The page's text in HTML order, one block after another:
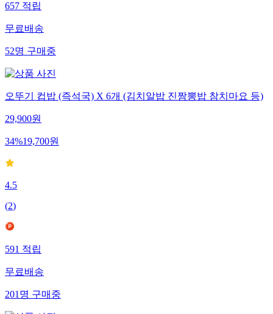
657 적립
무료배송
52명 구매중
오뚜기 컵밥 (즉석국) X 6개 (김치알밥 진짬뽕밥 참치마요 등)
29,900원
34%19,700원
4.5
(2)
591 적립
무료배송
201 명 구매중